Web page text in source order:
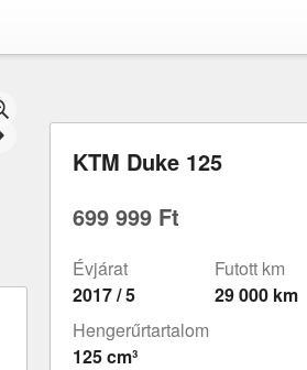
KTM Duke 125
699 999 Ft
Évjárat
2017 / 5
Futott km
29 000 km
Hengerűrtartalom
125 cm³